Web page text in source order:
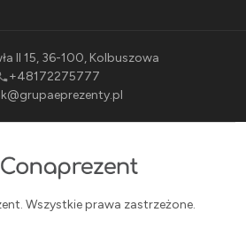
II 15, 36-100, Kolbuszowa
+48172275777
Wszystkie prawa zastrzeżone.